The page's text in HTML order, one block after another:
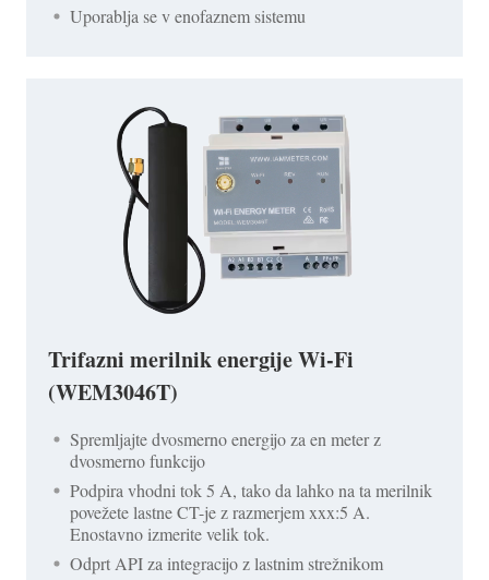
Uporablja se v enofaznem sistemu
Trifazni merilnik energije Wi-Fi
(WEM3046T)
Spremljajte dvosmerno energijo za en meter z
dvosmerno funkcijo
Podpira vhodni tok 5 A, tako da lahko na ta merilnik
povežete lastne CT-je z razmerjem xxx:5 A.
Enostavno izmerite velik tok.
Odprt API za integracijo z lastnim strežnikom